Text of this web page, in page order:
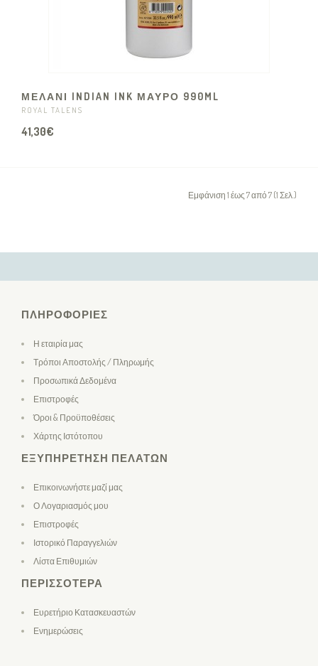
ΜΕΛΑΝΙ INDIAN INK ΜΑΥΡΟ 990ML
ROYAL TALENS
41,30€
Εμφάνιση 1 έως 7 από 7 (1 Σελ.)
ΠΛΗΡΟΦΟΡΊΕΣ
Η εταιρία μας
Τρόποι Αποστολής / Πληρωμής
Προσωπικά Δεδομένα
Επιστροφές
Όροι & Προϋποθέσεις
Χάρτης Ιστότοπου
ΕΞΥΠΗΡΈΤΗΣΗ ΠΕΛΑΤΏΝ
Επικοινωνήστε μαζί μας
Ο Λογαριασμός μου
Επιστροφές
Ιστορικό Παραγγελιών
Λίστα Επιθυμιών
ΠΕΡΙΣΣΌΤΕΡΑ
Ευρετήριο Κατασκευαστών
Ενημερώσεις